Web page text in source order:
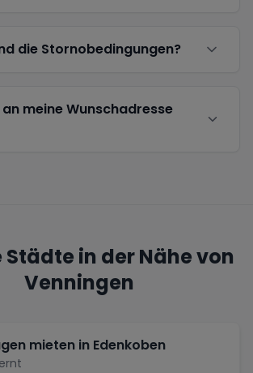
die Stornobedingungen?
meine Wunschadresse
in der Nähe von
Venningen
mieten in Edenkoben